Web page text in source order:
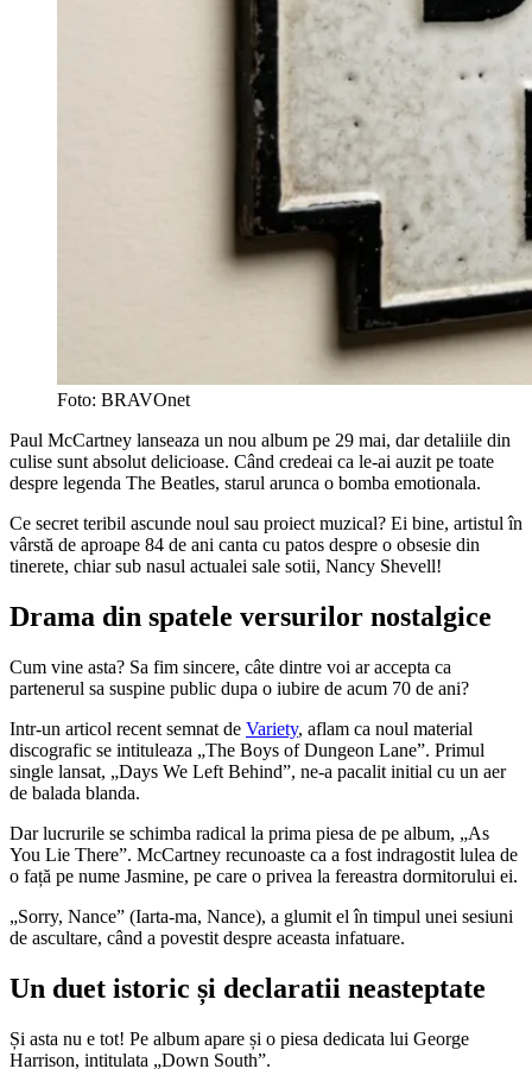
Foto: BRAVOnet
Paul McCartney lanseaza un nou album pe 29 mai, dar detaliile din
culise sunt absolut delicioase. Când credeai ca le-ai auzit pe toate
despre legenda The Beatles, starul arunca o bomba emotionala.
Ce secret teribil ascunde noul sau proiect muzical? Ei bine, artistul în
vârstă de aproape 84 de ani canta cu patos despre o obsesie din
tinerete, chiar sub nasul actualei sale sotii, Nancy Shevell!
Drama din spatele versurilor nostalgice
Cum vine asta? Sa fim sincere, câte dintre voi ar accepta ca
partenerul sa suspine public dupa o iubire de acum 70 de ani?
Intr-un articol recent semnat de Variety, aflam ca noul material
discografic se intituleaza „The Boys of Dungeon Lane”. Primul
single lansat, „Days We Left Behind”, ne-a pacalit initial cu un aer
de balada blanda.
Dar lucrurile se schimba radical la prima piesa de pe album, „As
You Lie There”. McCartney recunoaste ca a fost indragostit lulea de
o față pe nume Jasmine, pe care o privea la fereastra dormitorului ei.
„Sorry, Nance” (Iarta-ma, Nance), a glumit el în timpul unei sesiuni
de ascultare, când a povestit despre aceasta infatuare.
Un duet istoric și declaratii neasteptate
Și asta nu e tot! Pe album apare și o piesa dedicata lui George
Harrison, intitulata „Down South”.